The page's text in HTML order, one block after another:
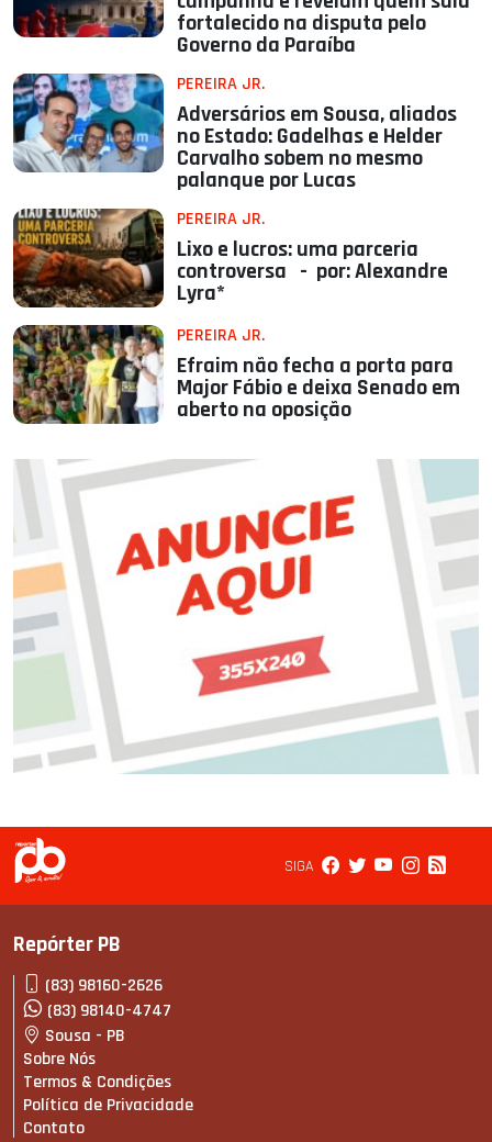
fortalecido na disputa pelo
Governo da Paraíba
PEREIRA JR.
Adversários em Sousa, aliados
no Estado: Gadelhas e Helder
Carvalho sobem no mesmo
palanque por Lucas
PEREIRA JR.
Lixo e lucros: uma parceria
controversa - por: Alexandre
Lyra*
PEREIRA JR.
Efraim não fecha a porta para
Major Fábio e deixa Senado em
aberto na oposição
SIGA
Repórter PB
(83) 98160-2626
(83) 98140-4747
Sousa - PB
Sobre Nós
Termos & Condições
Política de Privacidade
Contato